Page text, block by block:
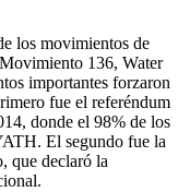
los movimientos de
136, Water
importantes forzaron
fue el referéndum
donde el 98% de los
El segundo fue la
que declaró la